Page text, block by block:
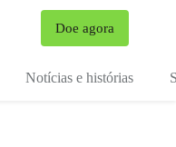
Doe agora
Notícias e histórias